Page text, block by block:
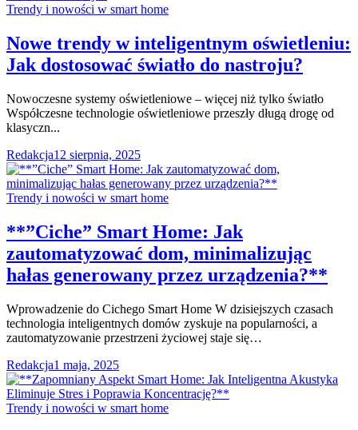
Trendy i nowości w smart home
Nowe trendy w inteligentnym oświetleniu:
Jak dostosować światło do nastroju?
Nowoczesne systemy oświetleniowe – więcej niż tylko światło
Współczesne technologie oświetleniowe przeszły długą drogę od
klasyczn...
Redakcja12 sierpnia, 2025
Trendy i nowości w smart home
**”Ciche” Smart Home: Jak
zautomatyzować dom, minimalizując
hałas generowany przez urządzenia?**
Wprowadzenie do Cichego Smart Home W dzisiejszych czasach
technologia inteligentnych domów zyskuje na popularności, a
zautomatyzowanie przestrzeni życiowej staje się…
Redakcja1 maja, 2025
Trendy i nowości w smart home